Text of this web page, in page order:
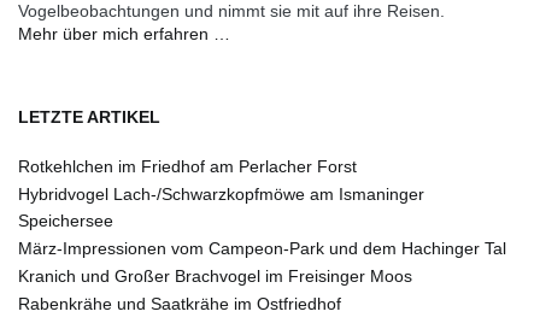
Vogelbeobachtungen und nimmt sie mit auf ihre Reisen.
Mehr über mich erfahren …
LETZTE ARTIKEL
Rotkehlchen im Friedhof am Perlacher Forst
Hybridvogel Lach-/Schwarzkopfmöwe am Ismaninger
Speichersee
März-Impressionen vom Campeon-Park und dem Hachinger Tal
Kranich und Großer Brachvogel im Freisinger Moos
Rabenkrähe und Saatkrähe im Ostfriedhof